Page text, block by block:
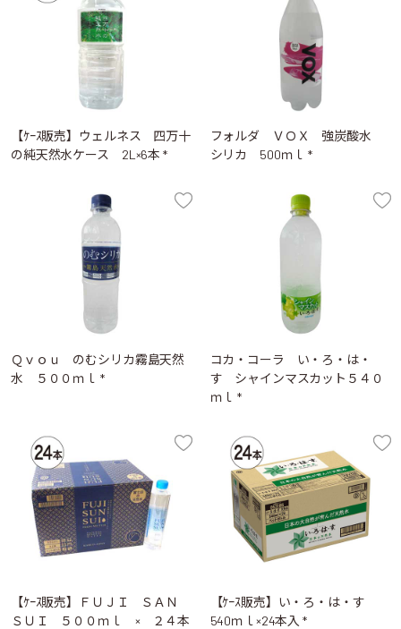
【ｹｰｽ販売】ウェルネス 四万十
の純天然水ケース 2L×6本 *
フォルダ ＶＯＸ 強炭酸水
シリカ 500ｍｌ *
Ｑｖｏｕ のむシリカ霧島天然
水 ５００ｍｌ *
コカ・コーラ い・ろ・は・
す シャインマスカット５４０
ｍｌ *
【ｹｰｽ販売】ＦＵＪＩ ＳＡＮ
ＳＵＩ ５００ｍｌ × ２４本
【ｹｰｽ販売】い・ろ・は・す
540ｍｌ×24本入 *